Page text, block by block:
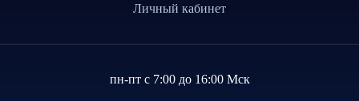
Личный кабинет
пн-пт с 7:00 до 16:00 Мск